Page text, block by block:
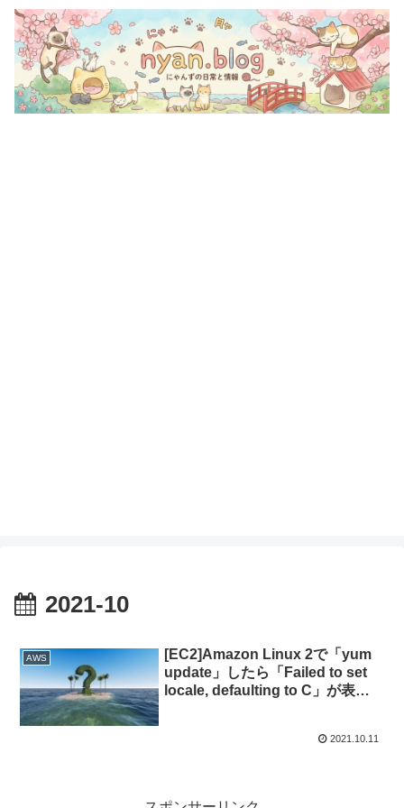
2021-10
AWS
[EC2]Amazon Linux 2で「yum
update」したら「Failed to set
locale, defaulting to C」が表示
2021.10.11